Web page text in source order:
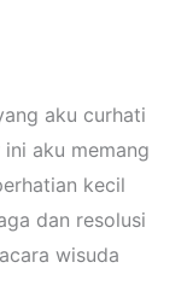
aku curhati
aku memang
kecil
dan resolusi
wisuda